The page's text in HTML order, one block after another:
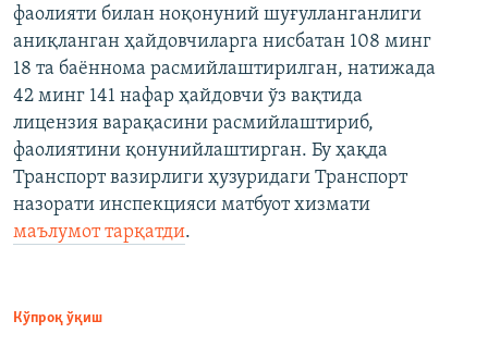
фаолияти билан ноқонуний шуғулланганлиги
аниқланган ҳайдовчиларга нисбатан 108 минг
18 та баённома расмийлаштирилган, натижада
42 минг 141 нафар ҳайдовчи ўз вақтида
лицензия варақасини расмийлаштириб,
фаолиятини қонунийлаштирган. Бу ҳақда
Транспорт вазирлиги ҳузуридаги Транспорт
назорати инспекцияси матбуот хизмати
маълумот тарқатди.
Кўпроқ ўқиш